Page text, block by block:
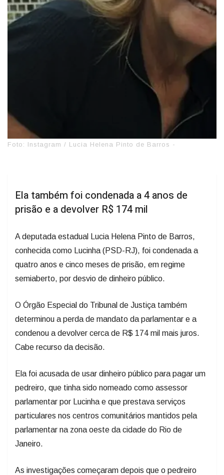
Foto: Instagram / Lucia Helena Pinto de Barros -
Ela também foi condenada a 4 anos de
prisão e a devolver R$ 174 mil
A deputada estadual Lucia Helena Pinto de Barros,
conhecida como Lucinha (PSD-RJ), foi condenada a
quatro anos e cinco meses de prisão, em regime
semiaberto, por desvio de dinheiro público.
O Órgão Especial do Tribunal de Justiça também
determinou a perda de mandato da parlamentar e a
condenou a devolver cerca de R$ 174 mil mais juros.
Cabe recurso da decisão.
Ela foi acusada de usar dinheiro público para pagar um
pedreiro, que tinha sido nomeado como assessor
parlamentar por Lucinha e que prestava serviços
particulares nos centros comunitários mantidos pela
parlamentar na zona oeste da cidade do Rio de
Janeiro.
As investigações começaram depois que o pedreiro